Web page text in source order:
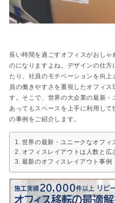
長い時間を過ごすオフィスがおし
のになりますよね。デザインの仕
たり、社員のモチベーションを向
員の働きやすさを重視したオフィ
す。そこで、世界の大企業の最新
あってもスペースを上手に利用し
の事例をご紹介します。
世界の最新・ユニークなオフィ
オフィスレイアウトは人数と広
最新のオフィスレイアウト事例